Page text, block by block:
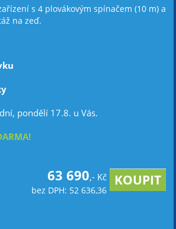
s 4 plovákovým spínačem (10 m) a
na zeď.
pondělí 17.8. u Vás.
63 690,- Kč
bez DPH: 52 636,36